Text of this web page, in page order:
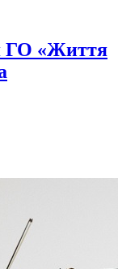
ГО «Життя